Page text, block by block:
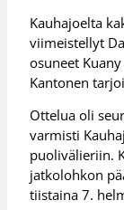
Kauhajoelta
viimeistellyt
osuneet
Kantonen
Ottelua oli
varmisti
puolivälieriin.
jatkolohkon
tiistaina 7.